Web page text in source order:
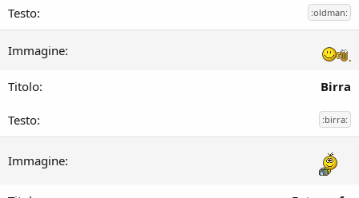
:oldman:
Birra
:birra: